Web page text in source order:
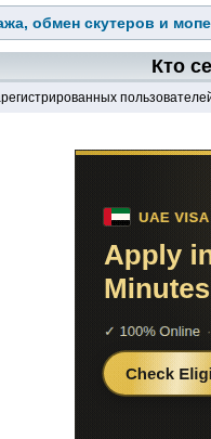
обмен скутеров и
Кто